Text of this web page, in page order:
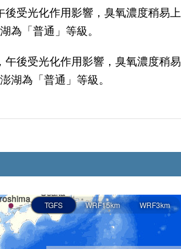
受光化作用影響，臭氧濃度稍易上
為「普通」等級。
後受光化作用影響，臭氧濃度稍易
湖為「普通」等級。